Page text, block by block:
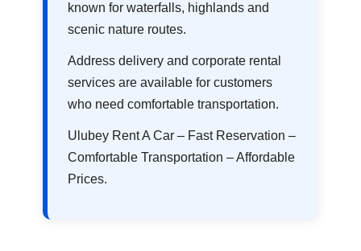
known for waterfalls, highlands and
scenic nature routes.
Address delivery and corporate rental
services are available for customers
who need comfortable transportation.
Ulubey Rent A Car – Fast Reservation –
Comfortable Transportation – Affordable
Prices.